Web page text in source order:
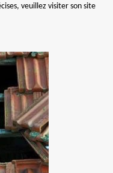
veuillez visiter son site